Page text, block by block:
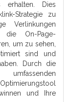
erhalten. Dies
Strategie zu
Verlinkungen
die On-Page-
um zu sehen,
sind und
Durch die
und Ihre